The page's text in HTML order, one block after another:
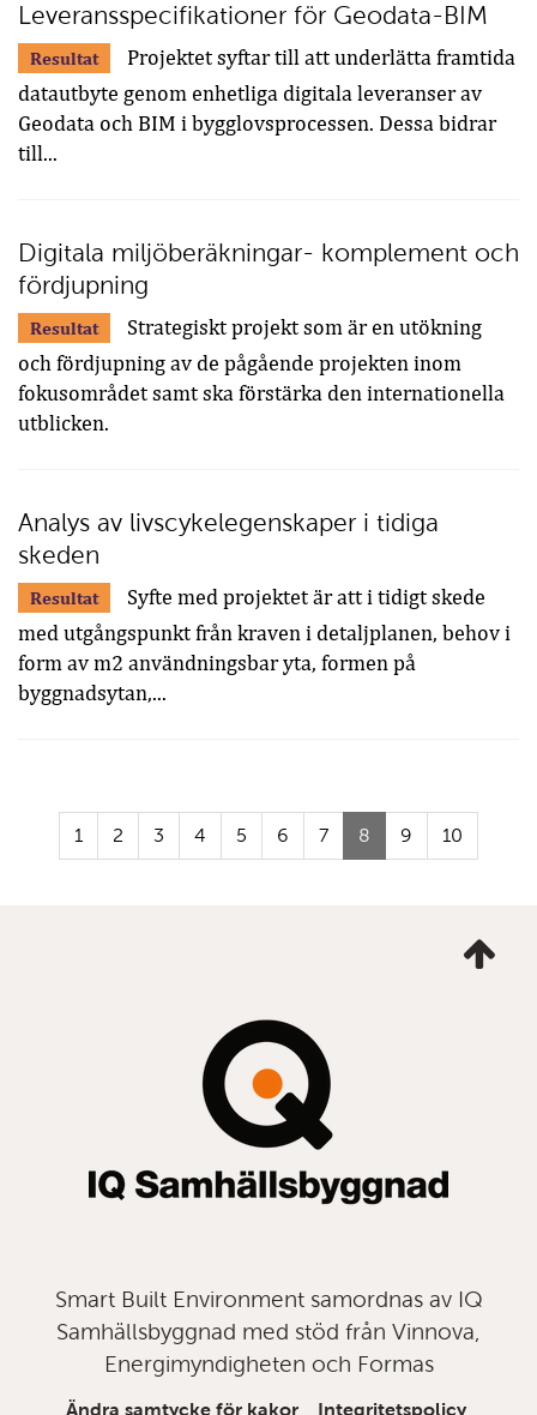
Leveransspecifikationer för Geodata-BIM
Resultat
Projektet syftar till att underlätta framtida
datautbyte genom enhetliga digitala leveranser av
Geodata och BIM i bygglovsprocessen. Dessa bidrar
till...
Digitala miljöberäkningar- komplement och
fördjupning
Resultat
Strategiskt projekt som är en utökning
och fördjupning av de pågående projekten inom
fokusområdet samt ska förstärka den internationella
utblicken.
Analys av livscykelegenskaper i tidiga
skeden
Resultat
Syfte med projektet är att i tidigt skede
med utgångspunkt från kraven i detaljplanen, behov i
form av m2 användningsbar yta, formen på
byggnadsytan,...
1 2 3 4 5 6 7 8(Aktuell
sida)
9 10
mig
Smart Built Environment samordnas av IQ
Samhällsbyggnad med stöd från Vinnova,
Energimyndigheten och Formas
Ändra samtycke för kakor Integritetspolicy